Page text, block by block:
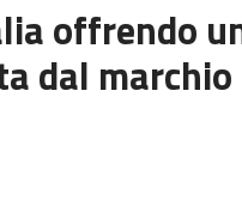
offrendo
dal marchio